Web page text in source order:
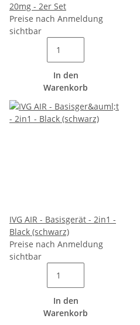
20mg - 2er Set
Preise nach Anmeldung
sichtbar
In den
Warenkorb
IVG AIR - Basisgerät - 2in1 -
Black (schwarz)
Preise nach Anmeldung
sichtbar
In den
Warenkorb